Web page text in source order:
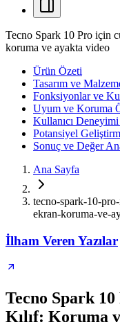
Tecno Spark 10 Pro için
koruma ve ayakta video
Ürün Özeti
Tasarım ve
Fonksiyonlar ve
Uyum ve Koruma
Kullanıcı
Potansiyel
Sonuç ve Değer
Ana Sayfa
tecno-spark-10-
ekran-koruma-ve-
İlham Veren Yazılar
Tecno Spark
Kılıf: Koruma